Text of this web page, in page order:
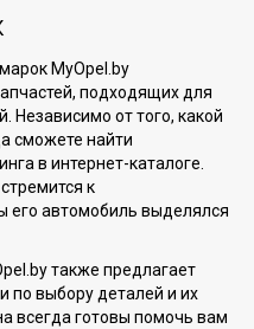
MyOpel.by
подходящих для
Независимо от того, какой
сможете найти
в интернет-каталоге.
к
его автомобиль выделялся
также предлагает
по выбору деталей и их
всегда готовы помочь вам